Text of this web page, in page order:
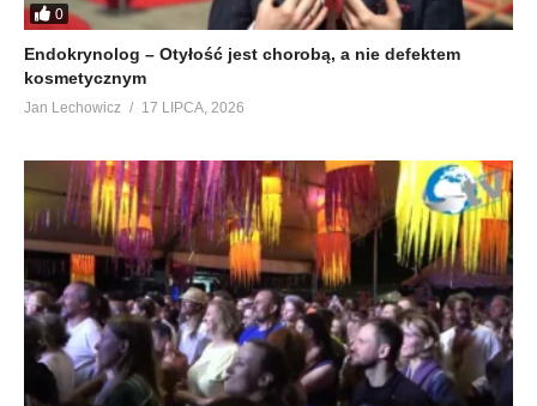
0
Endokrynolog – Otyłość jest chorobą, a nie defektem
kosmetycznym
Jan Lechowicz 17 LIPCA, 2026